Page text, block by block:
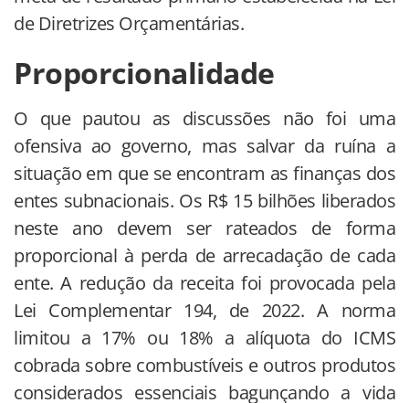
de Diretrizes Orçamentárias.
Proporcionalidade
O que pautou as discussões não foi uma
ofensiva ao governo, mas salvar da ruína a
situação em que se encontram as finanças dos
entes subnacionais. Os R$ 15 bilhões liberados
neste ano devem ser rateados de forma
proporcional à perda de arrecadação de cada
ente. A redução da receita foi provocada pela
Lei Complementar 194, de 2022. A norma
limitou a 17% ou 18% a alíquota do ICMS
cobrada sobre combustíveis e outros produtos
considerados essenciais bagunçando a vida